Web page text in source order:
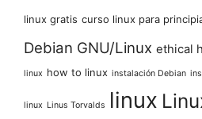
linux gratis curso linux para
Debian GNU/Linux ethical
linux how to linux instalación Debian
linux Linus Torvalds linux